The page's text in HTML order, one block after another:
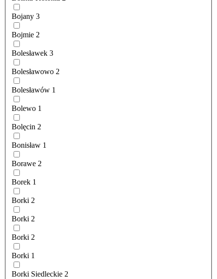
Bojany 3
Bojmie 2
Bolesławek 3
Bolesławowo 2
Bolesławów 1
Bolewo 1
Bolęcin 2
Bonisław 1
Borawe 2
Borek 1
Borki 2
Borki 2
Borki 2
Borki 1
Borki Siedleckie 2